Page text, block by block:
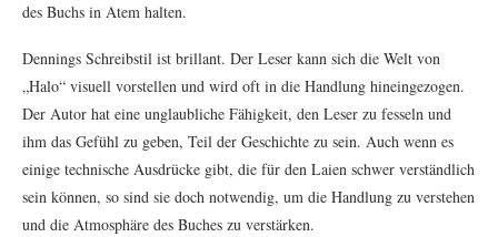
des Buchs in Atem halten.
Dennings Schreibstil ist brillant. Der Leser kann sich die Welt von
„Halo“ visuell vorstellen und wird oft in die Handlung hineingezogen.
Der Autor hat eine unglaubliche Fähigkeit, den Leser zu fesseln und
ihm das Gefühl zu geben, Teil der Geschichte zu sein. Auch wenn es
einige technische Ausdrücke gibt, die für den Laien schwer verständlich
sein können, so sind sie doch notwendig, um die Handlung zu verstehen
und die Atmosphäre des Buches zu verstärken.